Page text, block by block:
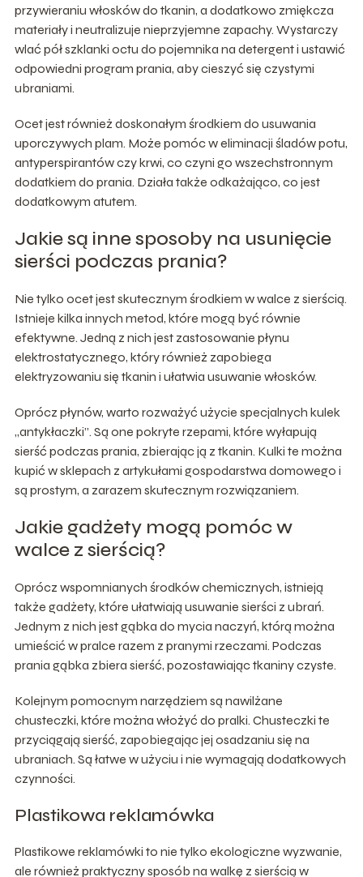
przywieraniu włosków do tkanin, a dodatkowo zmiękcza
materiały i neutralizuje nieprzyjemne zapachy. Wystarczy
wlać pół szklanki octu do pojemnika na detergent i ustawić
odpowiedni program prania, aby cieszyć się czystymi
ubraniami.
Ocet jest również doskonałym środkiem do usuwania
uporczywych plam. Może pomóc w eliminacji śladów potu,
antyperspirantów czy krwi, co czyni go wszechstronnym
dodatkiem do prania. Działa także odkażająco, co jest
dodatkowym atutem.
Jakie są inne sposoby na usunięcie
sierści podczas prania?
Nie tylko ocet jest skutecznym środkiem w walce z sierścią.
Istnieje kilka innych metod, które mogą być równie
efektywne. Jedną z nich jest zastosowanie płynu
elektrostatycznego, który również zapobiega
elektryzowaniu się tkanin i ułatwia usuwanie włosków.
Oprócz płynów, warto rozważyć użycie specjalnych kulek
„antykłaczki”. Są one pokryte rzepami, które wyłapują
sierść podczas prania, zbierając ją z tkanin. Kulki te można
kupić w sklepach z artykułami gospodarstwa domowego i
są prostym, a zarazem skutecznym rozwiązaniem.
Jakie gadżety mogą pomóc w
walce z sierścią?
Oprócz wspomnianych środków chemicznych, istnieją
także gadżety, które ułatwiają usuwanie sierści z ubrań.
Jednym z nich jest gąbka do mycia naczyń, którą można
umieścić w pralce razem z pranymi rzeczami. Podczas
prania gąbka zbiera sierść, pozostawiając tkaniny czyste.
Kolejnym pomocnym narzędziem są nawilżane
chusteczki, które można włożyć do pralki. Chusteczki te
przyciągają sierść, zapobiegając jej osadzaniu się na
ubraniach. Są łatwe w użyciu i nie wymagają dodatkowych
czynności.
Plastikowa reklamówka
Plastikowe reklamówki to nie tylko ekologiczne wyzwanie,
ale również praktyczny sposób na walkę z sierścią w